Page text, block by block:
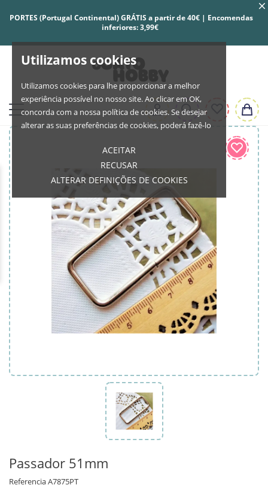
Utilizamos cookies
Utilizamos cookies para lhe proporcionar a melhor
experiência possível no nosso site. Ao clicar em OK,
concorda com a nossa política de cookies. Se desejar
alterar as suas preferências de cookies, poderá fazê-lo
ACEITAR
RECUSAR
ALTERAR DEFINIÇÕES DE COOKIES
PORTES (Portugal Continental) GRÁTIS a partir de 40€ | Encomendas
inferiores: 3,99€
Passador 51mm
ReferenciaA7875PT